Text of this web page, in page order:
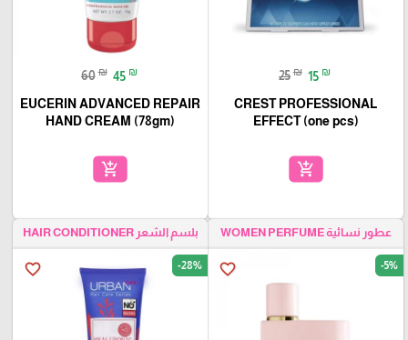
25 ₪ 15 ₪
CREST PROFESSIONAL
EFFECT (one pcs)
add_shopping_cart
60 ₪ 45 ₪
EUCERIN ADVANCED REPAIR
HAND CREAM (78gm)
add_shopping_cart
عطور نسائية WOMEN PERFUME
favorite_border -5%
بلسم الشعر HAIR CONDITIONER
favorite_border -28%